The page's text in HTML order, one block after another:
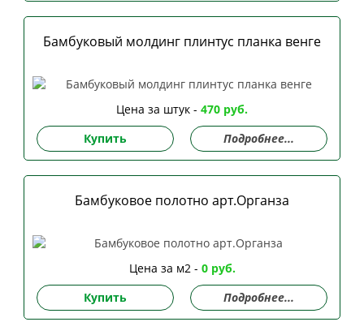
Бамбуковый молдинг плинтус планка венге
Цена за штук - 470 руб.
Купить
Подробнее...
Бамбуковое полотно арт.Органза
Цена за м2 - 0 руб.
Купить
Подробнее...